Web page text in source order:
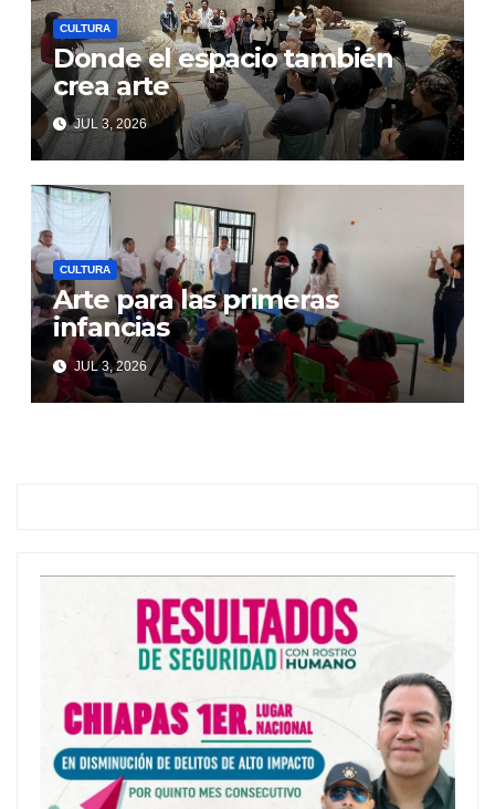
CULTURA
Donde el espacio también
crea arte
JUL 3, 2026
CULTURA
Arte para las primeras
infancias
JUL 3, 2026